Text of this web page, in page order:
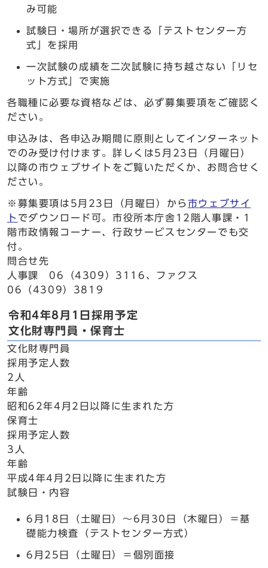
み可能
試験日・場所が選択できる「テストセンター方
式」を採用
一次試験の成績を二次試験に持ち越さない「リセ
ット方式」で実施
各職種に必要な資格などは、必ず募集要項をご確認く
ださい。
申込みは、各申込み期間に原則としてインターネット
でのみ受け付けます。詳しくは5月23日（月曜日）
以降の市ウェブサイトをご覧いただくか、お問合せく
ださい。
※募集要項は5月23日（月曜日）から 市ウェブサイ
ト でダウンロード可。市役所本庁舎12階人事課・1
階市政情報コーナー、行政サービスセンターでも交
付。
問合せ先
人事課 06（4309）3116、ファクス
06（4309）3819
令和4年8月1日採用予定
文化財専門員・保育士
文化財専門員
採用予定人数
2人
年齢
昭和62年4月2日以降に生まれた方
保育士
採用予定人数
3人
年齢
平成4年4月2日以降に生まれた方
試験日・内容
6月18日（土曜日）～6月30日（木曜日）＝基
礎能力検査（テストセンター方式）
6月25日（土曜日）＝個別面接